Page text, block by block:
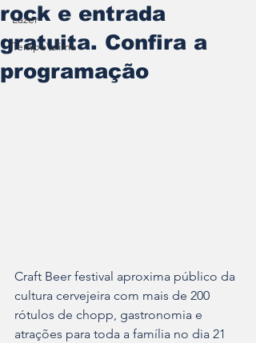
Lazer
Tempo\clima
rock e entrada
gratuita. Confira a
programação
Craft Beer festival aproxima público da
cultura cervejeira com mais de 200
rótulos de chopp, gastronomia e
atrações para toda a família no dia 21